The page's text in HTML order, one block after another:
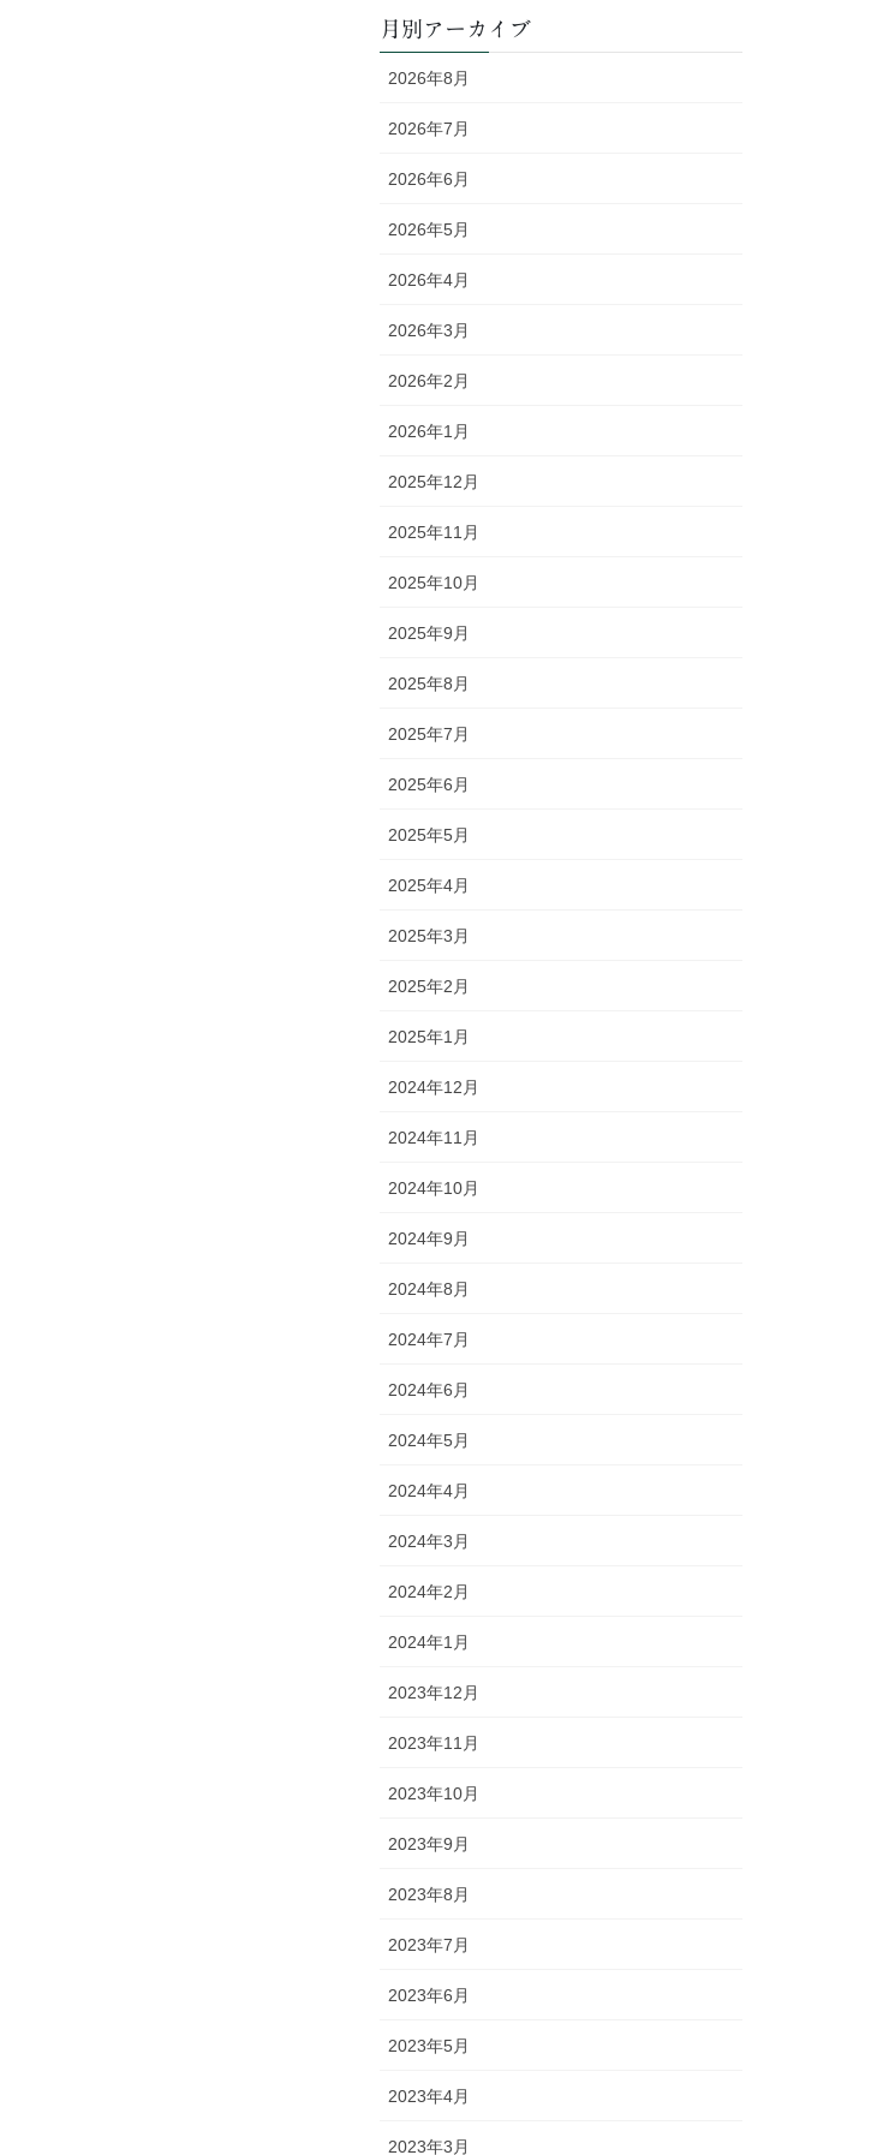
月別アーカイブ
2026年8月
2026年7月
2026年6月
2026年5月
2026年4月
2026年3月
2026年2月
2026年1月
2025年12月
2025年11月
2025年10月
2025年9月
2025年8月
2025年7月
2025年6月
2025年5月
2025年4月
2025年3月
2025年2月
2025年1月
2024年12月
2024年11月
2024年10月
2024年9月
2024年8月
2024年7月
2024年6月
2024年5月
2024年4月
2024年3月
2024年2月
2024年1月
2023年12月
2023年11月
2023年10月
2023年9月
2023年8月
2023年7月
2023年6月
2023年5月
2023年4月
2023年3月